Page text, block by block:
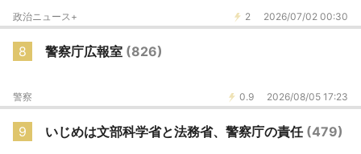
2 2026/07/02 00:30
政治ニュース+
8 警察庁広報室 (826)
0.9 2026/08/05 17:23
警察
9 いじめは文部科学省と法務省、警察庁の責任 (479)